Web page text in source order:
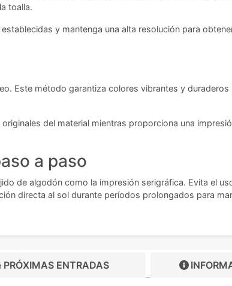
toalla.
y mantenga una alta resolución para
Este método garantiza colores vibrantes y duraderos
del material mientras proporciona una
a paso
de algodón como la impresión serigráfica. Evita el
directa al sol durante períodos prolongados para
PRÓXIMAS ENTRADAS